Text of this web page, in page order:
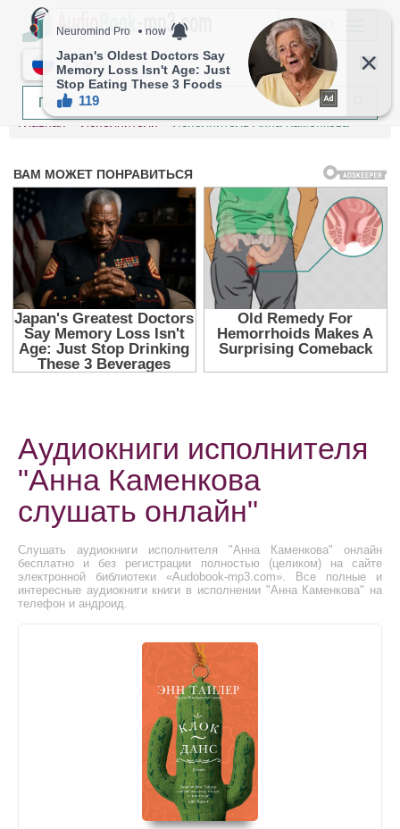
МЕНЮ
RU
Главная Исполнители Исполнитель Анна Каменкова
Аудиокниги исполнителя
"Анна Каменкова
слушать онлайн"
Слушать аудиокниги исполнителя "Анна Каменкова" онлайн
бесплатно и без регистрации полностью (целиком) на сайте
электронной библиотеки «Audobook-mp3.com». Все полные и
интересные аудиокниги книги в исполнении "Анна Каменкова" на
телефон и андроид.